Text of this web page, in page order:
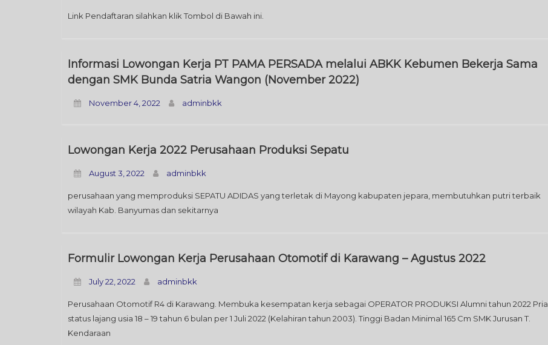
Link Pendaftaran silahkan klik Tombol di Bawah ini.
Informasi Lowongan Kerja PT PAMA PERSADA melalui ABKK Kebumen Bekerja Sama
dengan SMK Bunda Satria Wangon (November 2022)
November 4, 2022 adminbkk
Lowongan Kerja 2022 Perusahaan Produksi Sepatu
August 3, 2022 adminbkk
perusahaan yang memproduksi SEPATU ADIDAS yang terletak di Mayong kabupaten jepara, membutuhkan putri terbaik
wilayah Kab. Banyumas dan sekitarnya
Formulir Lowongan Kerja Perusahaan Otomotif di Karawang – Agustus 2022
July 22, 2022 adminbkk
Perusahaan Otomotif R4 di Karawang. Membuka kesempatan kerja sebagai OPERATOR PRODUKSI Alumni tahun 2022 Pria,
status lajang usia 18 – 19 tahun 6 bulan per 1 Juli 2022 (Kelahiran tahun 2003). Tinggi Badan Minimal 165 Cm SMK Jurusan T.
Kendaraan